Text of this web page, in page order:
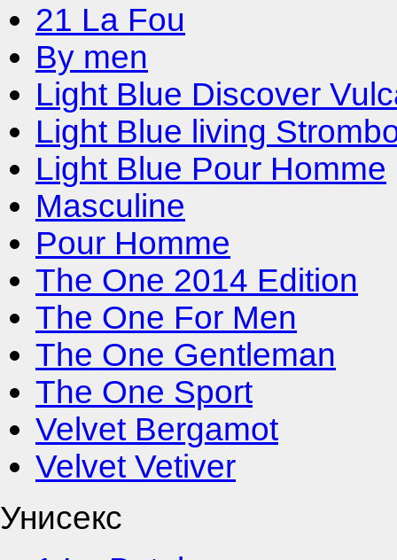
21 La Fou
By men
Light Blue Discover
Light Blue living
Light Blue Pour Homme
Masculine
Pour Homme
The One 2014 Edition
The One For Men
The One Gentleman
The One Sport
Velvet Bergamot
Velvet Vetiver
Унисекс